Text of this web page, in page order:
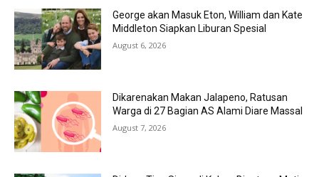
George akan Masuk Eton, William dan Kate
Middleton Siapkan Liburan Spesial
August 6, 2026
Dikarenakan Makan Jalapeno, Ratusan
Warga di 27 Bagian AS Alami Diare Massal
August 7, 2026